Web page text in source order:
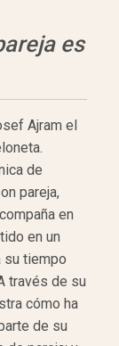
es
Ajram el
de
pareja,
en
en un
su tiempo
través de su
cómo ha
de su